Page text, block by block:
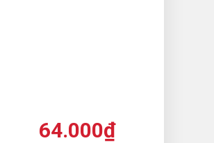
64.000₫